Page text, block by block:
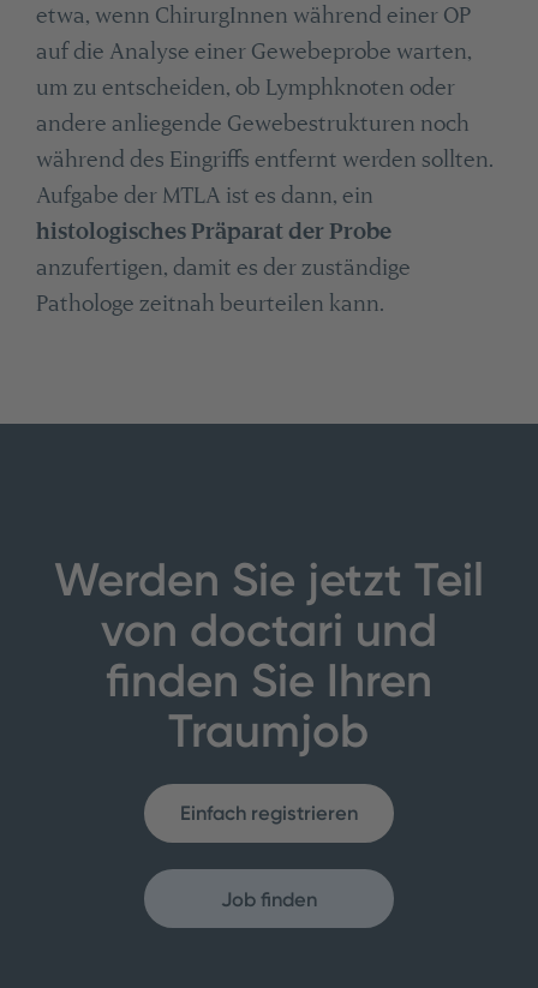
etwa, wenn ChirurgInnen während einer OP
auf die Analyse einer Gewebeprobe warten,
um zu entscheiden, ob Lymphknoten oder
andere anliegende Gewebestrukturen noch
während des Eingriffs entfernt werden sollten.
Aufgabe der MTLA ist es dann, ein
histologisches Präparat der Probe
anzufertigen, damit es der zuständige
Pathologe zeitnah beurteilen kann.
Werden Sie jetzt Teil
von doctari und
finden Sie Ihren
Traumjob
Einfach registrieren
Job finden